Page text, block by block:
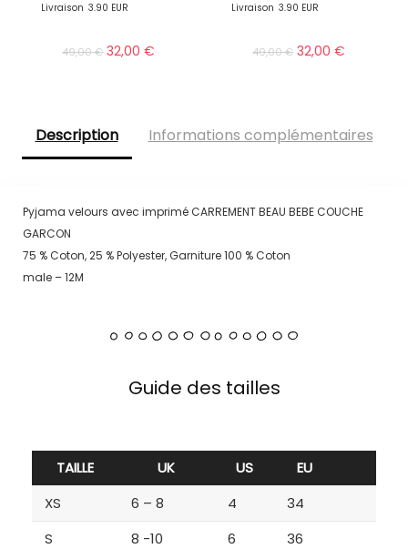
Livraison 3.90 EUR
49,00€ 32,00€
Livraison 3.90 EUR
49,00€ 32,00€
Description Informations complémentaires
Pyjama velours avec imprimé CARREMENT BEAU BEBE COUCHE
GARCON
75 % Coton, 25 % Polyester, Garniture 100 % Coton
male – 12M
Guide des tailles
TAILLE UK US
EU
XS
6 – 8 4
34
S
8 -10 6
36